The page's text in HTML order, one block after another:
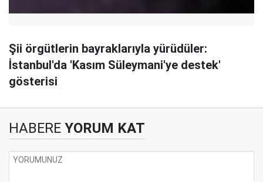
Şii örgütlerin bayraklarıyla yürüdüler:
İstanbul'da 'Kasım Süleymani'ye destek'
gösterisi
HABERE YORUM KAT